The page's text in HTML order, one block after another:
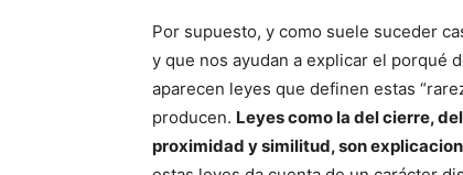
Por supuesto, y como suele suceder
y que nos ayudan a explicar el porqué
aparecen leyes que definen estas
producen. Leyes como la del cierre,
proximidad y similitud, son